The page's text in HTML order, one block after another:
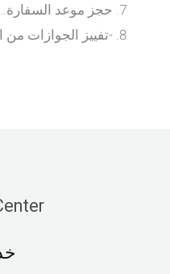
حجز موعد السفارة..
-تفييز الجوازات من